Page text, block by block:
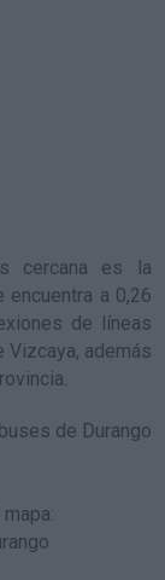
cercana es la
encuentra a 0,26
de líneas
Vizcaya, además
de Durango
: